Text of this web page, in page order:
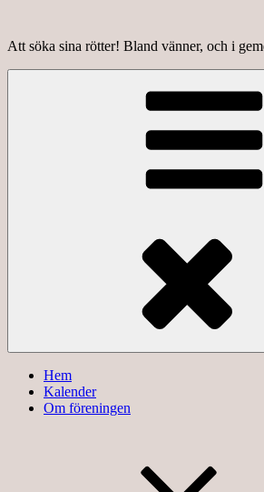
innehåll
Att söka sina rötter! Bland vänner, och i
Hem
Kalender
Om föreningen